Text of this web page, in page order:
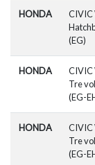
HONDA
CIVIC
(EG)
HONDA
CIVIC
Tre
(EG-
HONDA
CIVIC
Tre
(EG-